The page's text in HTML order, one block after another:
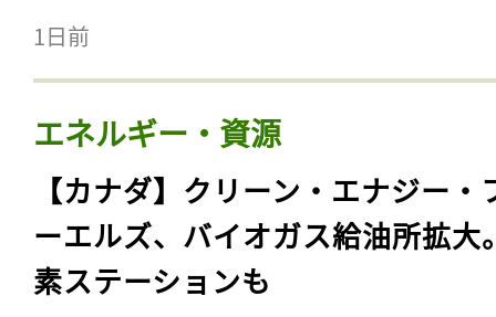
1日前
エネルギー・資源
【カナダ】クリーン・エナジー・
ーエルズ、バイオガス給油所拡大
素ステーションも